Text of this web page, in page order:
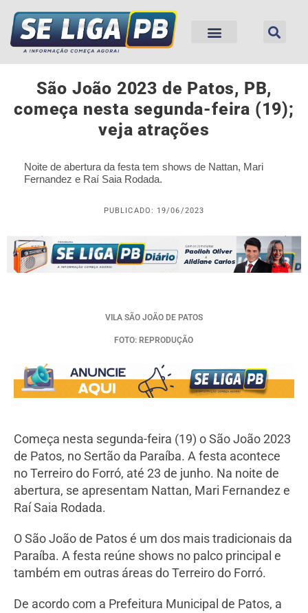
São João 2023 de Patos, PB,
começa nesta segunda-feira (19);
veja atrações
Noite de abertura da festa tem shows de Nattan, Mari
Fernandez e Raí Saia Rodada.
PUBLICADO: 19/06/2023
VILA SÃO JOÃO DE PATOS
FOTO: REPRODUÇÃO
Começa nesta segunda-feira (19) o São João 2023
de Patos, no Sertão da Paraíba. A festa acontece
no Terreiro do Forró, até 23 de junho. Na noite de
abertura, se apresentam Nattan, Mari Fernandez e
Raí Saia Rodada.
O São João de Patos é um dos mais tradicionais da
Paraíba. A festa reúne shows no palco principal e
também em outras áreas do Terreiro do Forró.
De acordo com a Prefeitura Municipal de Patos, a